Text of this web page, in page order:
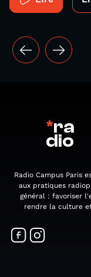
*ra
dio
Radio Campus Paris
aux pratiques
général : favoriser
rendre la culture